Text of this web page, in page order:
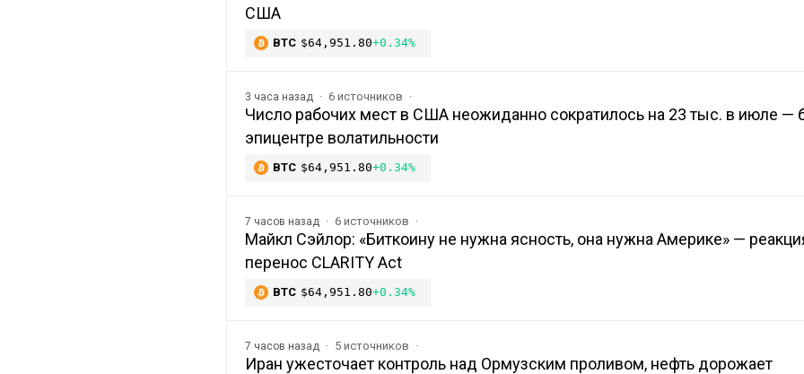
США
BTC $64,951.80+0.34%
3 часа назад 6 источников
Число рабочих мест в США неожиданно сократилось на 23 тыс. в июле —
эпицентре волатильности
BTC $64,951.80+0.34%
7 часов назад 6 источников
Майкл Сэйлор: «Биткоину не нужна ясность, она нужна Америке» —
перенос CLARITY Act
BTC $64,951.80+0.34%
7 часов назад 5 источников
Иран ужесточает контроль над Ормузским проливом, нефть дорожает